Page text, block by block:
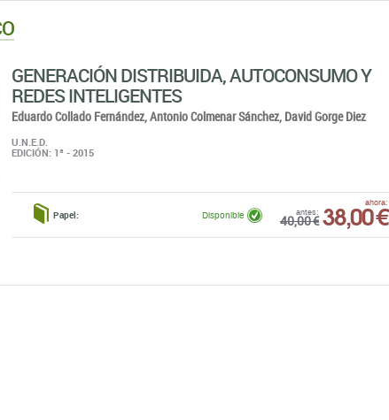
GENERACIÓN DISTRIBUIDA, AUTOCONSUMO Y
REDES INTELIGENTES
Eduardo Collado Fernández,Antonio Colmenar Sánchez, David Gorge Diez
U.N.E.D.
EDICIÓN: 1ª - 2015
Papel: antes:
40,00 €
ahora:
38,00 €
Disponible